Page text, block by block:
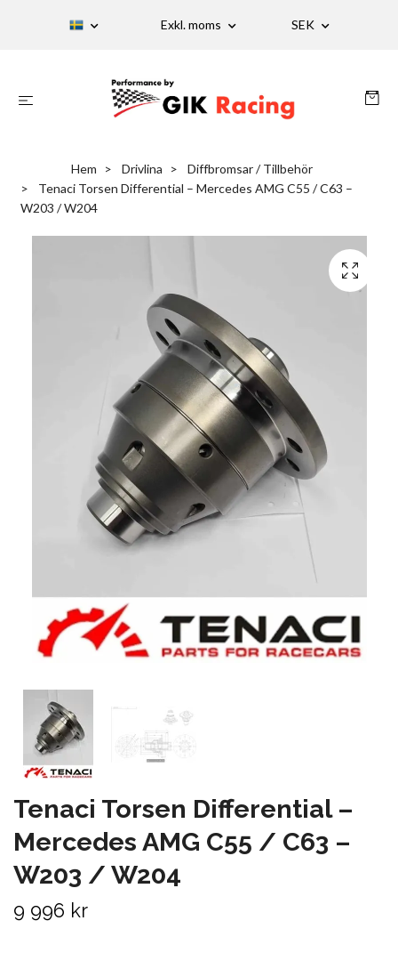
Exkl. moms SEK
Hem Drivlina
Diffbromsar / Tillbehör
Tenaci Torsen Differential – Mercedes AMG C55 / C63 –
W203 / W204
Tenaci Torsen Differential –
Mercedes AMG C55 / C63 –
W203 / W204
9 996 kr